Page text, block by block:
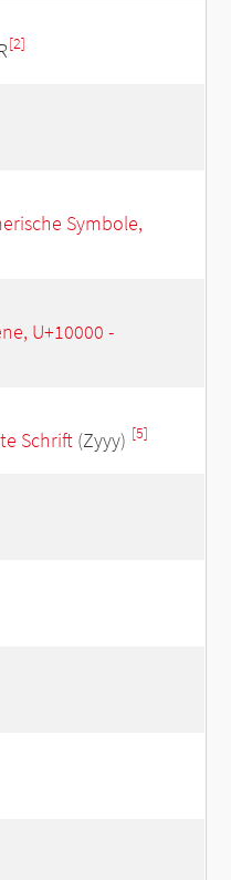
[2]
Symbole,
U+10000 -
Schrift(Zyyy) [5]